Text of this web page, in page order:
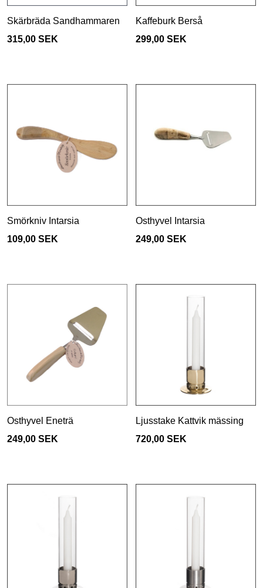
Skärbräda Sandhammaren
315,00 SEK
Kaffeburk Berså
299,00 SEK
Smörkniv Intarsia
109,00 SEK
Osthyvel Intarsia
249,00 SEK
Osthyvel Eneträ
249,00 SEK
Ljusstake Kattvik mässing
720,00 SEK